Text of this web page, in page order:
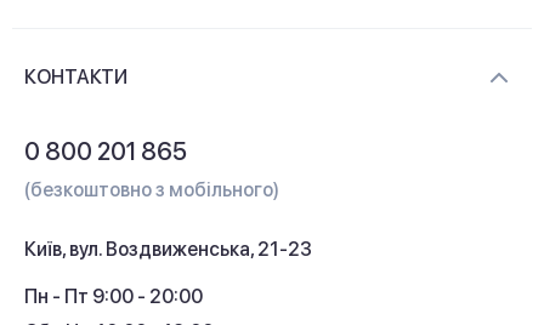
Контакти
Кешбек
КОНТАКТИ
0 800 201 865
(безкоштовно з мобільного)
Київ, вул. Воздвиженська, 21-23
Пн - Пт 9:00 - 20:00